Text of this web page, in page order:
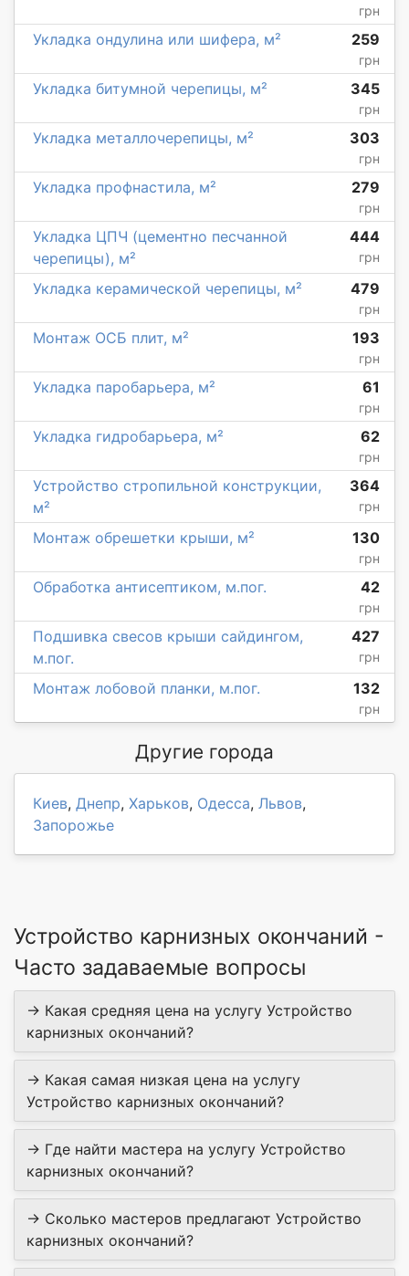
грн
Укладка ондулина или шифера, м² 259
грн
Укладка битумной черепицы, м² 345
грн
Укладка металлочерепицы, м² 303
грн
Укладка профнастила, м² 279
грн
Укладка ЦПЧ (цементно песчанной
черепицы), м²
444
грн
Укладка керамической черепицы, м² 479
грн
Монтаж ОСБ плит, м² 193
грн
Укладка паробарьера, м² 61
грн
Укладка гидробарьера, м² 62
грн
Устройство стропильной конструкции,
м²
364
грн
Монтаж обрешетки крыши, м² 130
грн
Обработка антисептиком, м.пог. 42
грн
Подшивка свесов крыши сайдингом,
м.пог.
427
грн
Монтаж лобовой планки, м.пог. 132
грн
Другие города
Киев, Днепр, Харьков, Одесса, Львов,
Запорожье
Устройство карнизных окончаний -
Часто задаваемые вопросы
→ Какая средняя цена на услугу Устройство
карнизных окончаний?
→ Какая самая низкая цена на услугу
Устройство карнизных окончаний?
→ Где найти мастера на услугу Устройство
карнизных окончаний?
→ Сколько мастеров предлагают Устройство
карнизных окончаний?